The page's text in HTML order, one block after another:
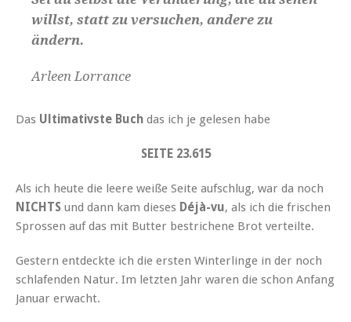
willst, statt zu versuchen, andere zu
ändern.
Arleen Lorrance
Das Ultimativste Buch das ich je gelesen habe
SEITE 23.615
Als ich heute die leere weiße Seite aufschlug, war da noch
NICHTS und dann kam dieses Déjà-vu, als ich die frischen
Sprossen auf das mit Butter bestrichene Brot verteilte.
Gestern entdeckte ich die ersten Winterlinge in der noch
schlafenden Natur. Im letzten Jahr waren die schon Anfang
Januar erwacht.